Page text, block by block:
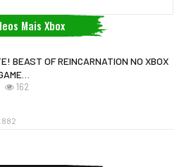
Mais Xbox
BEAST OF REINCARNATION NO XBOX
162